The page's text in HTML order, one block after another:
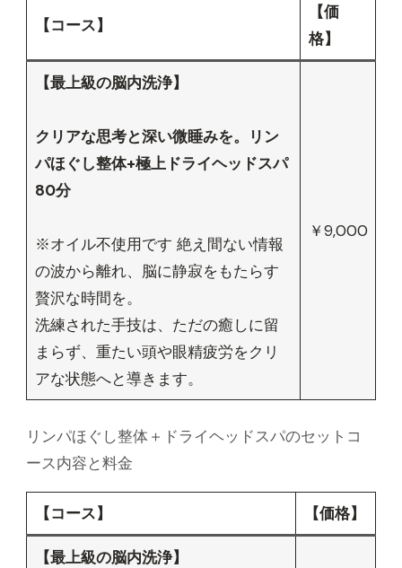
【コース】
【価
格】
【最上級の脳内洗浄】
クリアな思考と深い微睡みを。リン
パほぐし整体+極上ドライヘッドスパ
80分
※オイル不使用です 絶え間ない情報
の波から離れ、脳に静寂をもたらす
贅沢な時間を。
洗練された手技は、ただの癒しに留
まらず、重たい頭や眼精疲労をクリ
アな状態へと導きます。
￥9,000
リンパほぐし整体＋ドライヘッドスパのセットコ
ース内容と料金
【コース】 【価格】
【最上級の脳内洗浄】